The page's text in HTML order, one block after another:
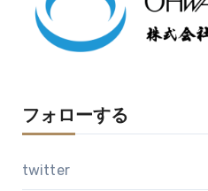
フォローする
twitter